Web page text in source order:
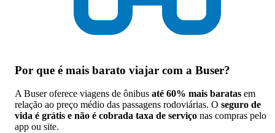
Por que é mais barato viajar com a Buser?
A Buser oferece viagens de ônibus até 60% mais baratas em
relação ao preço médio das passagens rodoviárias. O seguro de
vida é grátis e não é cobrada taxa de serviço nas compras pelo
app ou site.